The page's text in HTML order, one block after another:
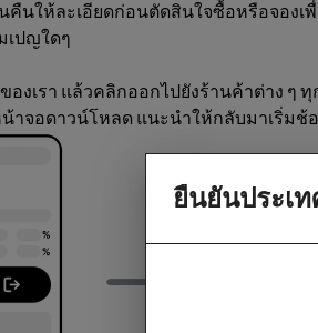
คืนให้ละเอียดก่อนตัดสินใจซื้อหรือจอง
เปญใดๆ
องเรา แล้วคลิกออกไปยังร้านค้าต่าง ๆ
จอดาวน์โหลด แนะนำให้กลับมาเริ่มช้
ยืนยันประเ